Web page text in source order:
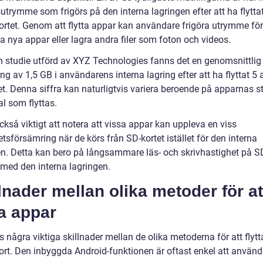
som frigörs på den interna lagringen efter att ha
Genom att flytta appar kan användare frigöra utrymme
nya appar eller lagra andra filer som foton och videos.
studie utförd av XYZ Technologies fanns det en genomsnittlig
av 1,5 GB i användarens interna lagring efter att ha flyttat 5
Denna siffra kan naturligtvis variera beroende på apparnas
som flyttas.
viktigt att notera att vissa appar kan uppleva en viss
när de körs från SD-kortet istället för den interna
Detta kan bero på långsammare läs- och skrivhastighet på
den interna lagringen.
mellan olika metoder för
appar
några viktiga skillnader mellan de olika metoderna för att
Den inbyggda Android-funktionen är oftast enkel att